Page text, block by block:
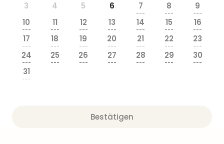
3
4 5 6 7
---
8
---
9
---
10
---
11
---
12
---
13
---
14
---
15
---
16
---
17
---
18
---
19
---
20
---
21
---
22
---
23
---
24
---
25
---
26
---
27
---
28
---
29
---
30
---
31
---
Bestätigen